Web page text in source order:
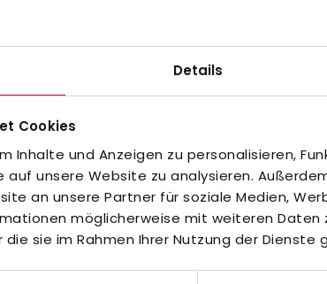
Details
Cookies
Inhalte und Anzeigen zu personalisieren,
auf unsere Website zu analysieren.
an unsere Partner für soziale Medien,
möglicherweise mit weiteren Daten
sie im Rahmen Ihrer Nutzung der Dienste
oderAlle auswählen